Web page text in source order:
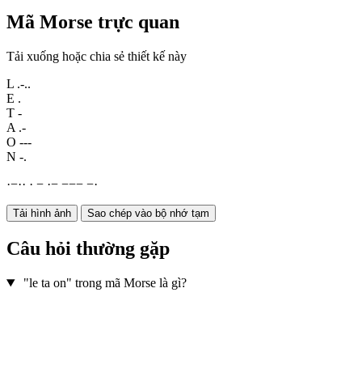
Mã Morse trực quan
Tải xuống hoặc chia sẻ thiết kế này
L .-..
E .
T -
A .-
O ---
N -.
·−·· · − ·− −−− −·
Tải hình ảnh Sao chép vào bộ nhớ tạm
Câu hỏi thường gặp
"le ta on" trong mã Morse là gì?